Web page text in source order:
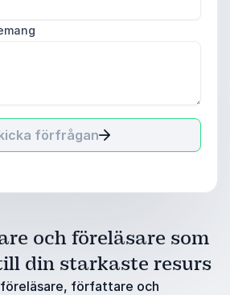
förfrågan
och föreläsare som
din starkaste resurs
föreläsare, författare och